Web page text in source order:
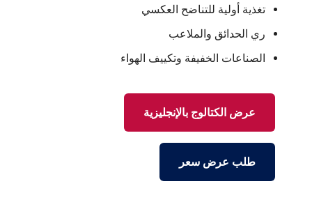
تغذية أولية للتناضح العكسي
ري الحدائق والملاعب
الصناعات الخفيفة وتكييف الهواء
عرض الكتالوج بالإنجليزية
طلب عرض سعر